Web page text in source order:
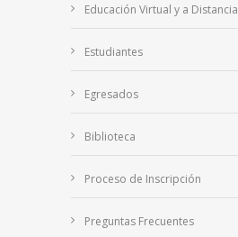
Educación Virtual y a Distancia
Estudiantes
Egresados
Biblioteca
Proceso de Inscripción
Preguntas Frecuentes